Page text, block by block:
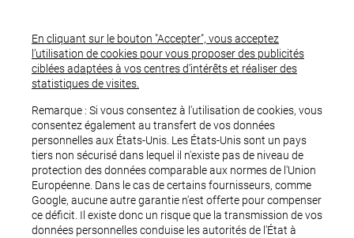
OUPS...
En cliquant sur le bouton "Accepter", vous acceptez
l’utilisation de cookies pour vous proposer des publicités
ciblées adaptées à vos centres d’intérêts et réaliser des
statistiques de visites.
Remarque : Si vous consentez à l'utilisation de cookies, vous
consentez également au transfert de vos données
personnelles aux États-Unis. Les États-Unis sont un pays
tiers non sécurisé dans lequel il n'existe pas de niveau de
protection des données comparable aux normes de l'Union
Européenne. Dans le cas de certains fournisseurs, comme
Google, aucune autre garantie n'est offerte pour compenser
ce déficit. Il existe donc un risque que la transmission de vos
données personnelles conduise les autorités de l'État à